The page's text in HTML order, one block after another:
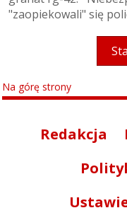
"zaopiekowali" się
Na górę strony
Redakcja